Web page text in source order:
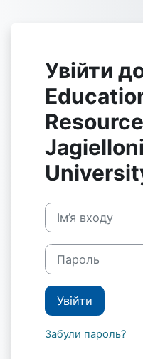
Увійти
Ім’я входу
Пароль
Увійти
Забули пароль?